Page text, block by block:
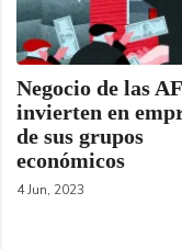
Negocio de las
invierten en
de sus grupos
económicos
4 Jun, 2023